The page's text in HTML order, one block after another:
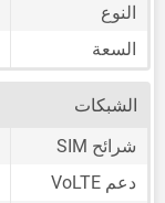
النوع
السعة
الشبكات
شرائح SIM
دعم VoLTE